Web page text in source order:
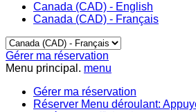
Canada (CAD) - English
Canada (CAD) - Français
Gérer ma réservation
Menu principal. menu
Gérer ma réservation
Réserver Menu déroulant: